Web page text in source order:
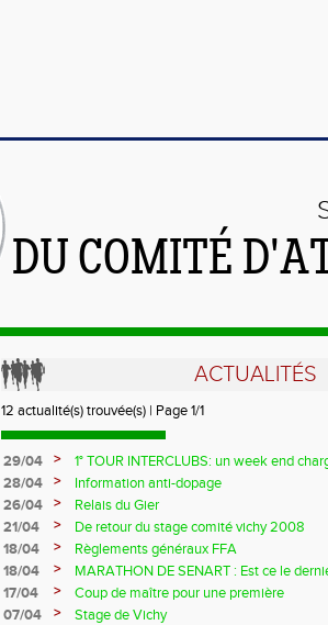
DU COMITÉ
ACTUALITÉS
12 actualité(s) trouvée(s) | Page 1/1
29/04 >
1° TOUR INTERCLUBS: un week end
28/04
>
Information anti-dopage
26/04
>
Relais du Gier
21/04
>
De retour du stage comité vichy 2008
18/04
>
Règlements généraux FFA
18/04
>
MARATHON DE SENART : Est ce le
?
17/04 >
Coup de maître pour une première
07/04
>
Stage de Vichy